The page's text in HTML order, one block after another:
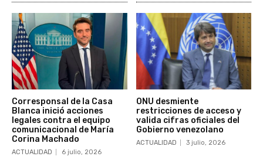
Corresponsal de la Casa
Blanca inició acciones
legales contra el equipo
comunicacional de María
Corina Machado
ACTUALIDAD 6 julio, 2026
ONU desmiente
restricciones de acceso y
valida cifras oficiales del
Gobierno venezolano
ACTUALIDAD 3 julio, 2026